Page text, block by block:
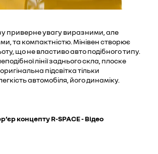
приверне увагу виразними, але
та компактністю. Мінівен створює
що не властиво авто подібного типу.
лінії заднього скла, плоске
підсвітка тільки
автомобіля, його динаміку.
концепту R-SPACE - Відео